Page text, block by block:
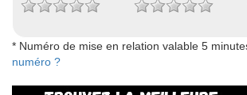
* Numéro de mise en relation valable 5
numéro ?